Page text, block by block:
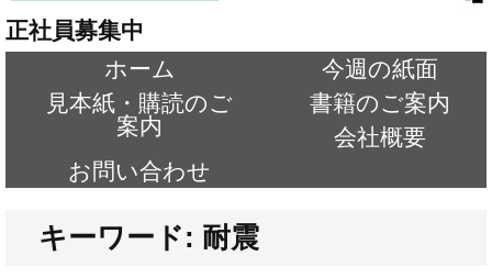
正社員募集中
ホーム
今週の紙面
見本紙・購読のご
案内
書籍のご案内
会社概要
お問い合わせ
キーワード: 耐震